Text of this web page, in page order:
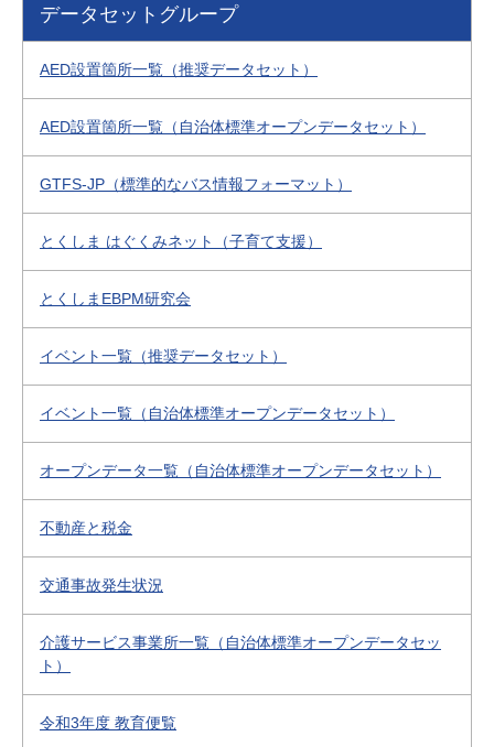
データセットグループ
AED設置箇所一覧（推奨データセット）
AED設置箇所一覧（自治体標準オープンデータセット）
GTFS-JP（標準的なバス情報フォーマット）
とくしま はぐくみネット（子育て支援）
とくしまEBPM研究会
イベント一覧（推奨データセット）
イベント一覧（自治体標準オープンデータセット）
オープンデータ一覧（自治体標準オープンデータセット）
不動産と税金
交通事故発生状況
介護サービス事業所一覧（自治体標準オープンデータセッ
ト）
令和3年度 教育便覧